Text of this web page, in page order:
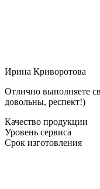
Ирина Криворотова
Отлично выполняете
довольны, респект!)
Качество продукции
Уровень сервиса
Срок изготовления